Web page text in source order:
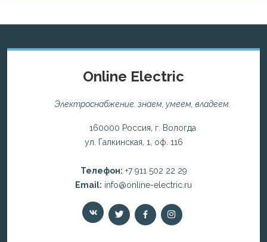
Online Electric
Электроснабжение: знаем, умеем, владеем.
160000 Россия, г. Вологда
ул. Галкинская, 1, оф. 116
Телефон: +7 911 502 22 29
Email: info@online-electric.ru